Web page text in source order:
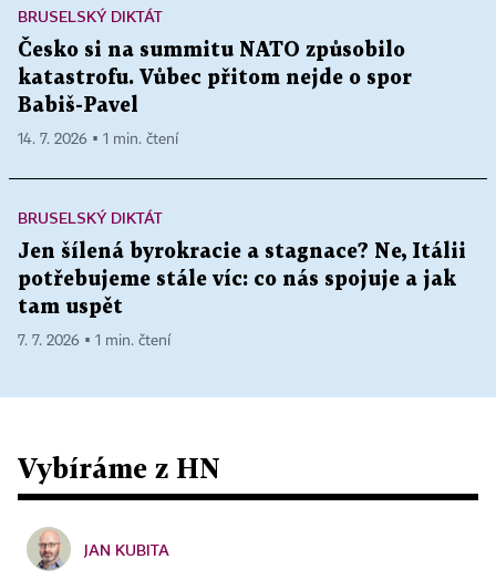
BRUSELSKÝ DIKTÁT
Česko si na summitu NATO způsobilo
katastrofu. Vůbec přitom nejde o spor
Babiš-Pavel
14. 7. 2026 ▪ 1 min. čtení
BRUSELSKÝ DIKTÁT
Jen šílená byrokracie a stagnace? Ne, Itálii
potřebujeme stále víc: co nás spojuje a jak
tam uspět
7. 7. 2026 ▪ 1 min. čtení
Vybíráme z HN
JAN KUBITA